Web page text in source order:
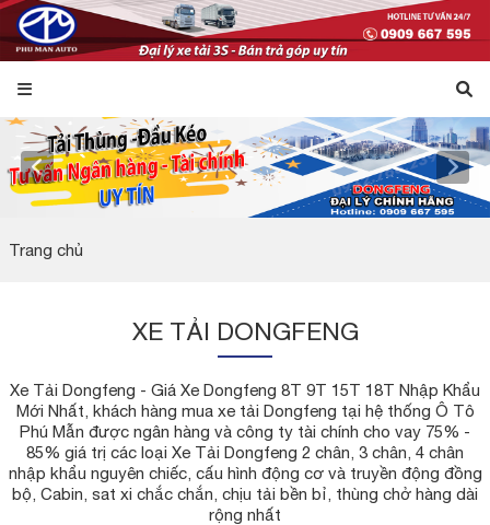
Trang chủ
XE TẢI DONGFENG
Xe Tải Dongfeng - Giá Xe Dongfeng 8T 9T 15T 18T Nhập Khẩu
Mới Nhất, khách hàng mua xe tải Dongfeng tại hệ thống Ô Tô
Phú Mẫn được ngân hàng và công ty tài chính cho vay 75% -
85% giá trị các loại Xe Tải Dongfeng 2 chân, 3 chân, 4 chân
nhập khẩu nguyên chiếc, cấu hình động cơ và truyền động đồng
bộ, Cabin, sat xi chắc chắn, chịu tải bền bỉ, thùng chở hàng dài
rộng nhất